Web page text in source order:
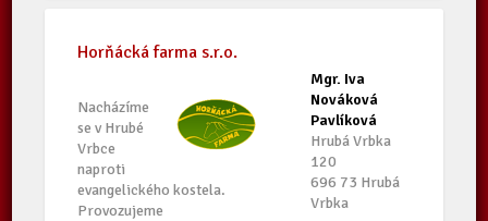
Mgr. Iva
Nováková
Pavlíková
Hrubá Vrbka
120
696 73 Hrubá
Vrbka
Horňácká farma s.r.o.
Nacházíme
se v Hrubé
Vrbce
naproti
evangelického kostela.
Provozujeme